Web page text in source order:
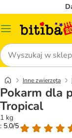
Menu
Szukaj
Inne zwierzęta
Pokarm dla
Tropical
1 kg
: 5.0/5